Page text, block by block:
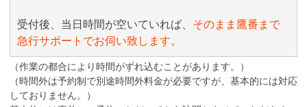
受付後、当日時間が空いていれば、 そのまま鷹番まで
急行サポートでお伺い致します。
（作業の都合により時間がずれ込むことがあります。）
（時間外は予約制で別途時間外料金が必要ですが、基本的には対応
しておりません。）